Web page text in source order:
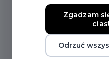
wieczory u
cyklu: Maciej Kacprzak.
21 marca 2026 r. godz.
Zgadzam
Odrzuć